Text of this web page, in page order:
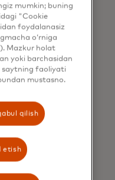
bizneslar
har
Trust
Strivers
yil
mumkin; buning
"Cookie
foydalanasiz
o‘rniga
Mazkur holat
yoki barchasidan
saytning faoliyati
mustasno.
qilish
etish